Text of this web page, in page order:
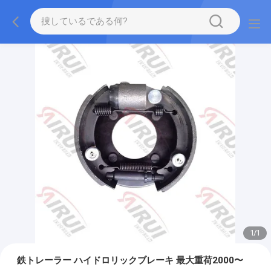
1/1
鉄トレーラー ハイドロリックブレーキ 最大重荷2000〜